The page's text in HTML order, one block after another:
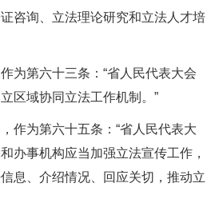
咨询、立法理论研究和立法人才培
第六十三条：“省人民代表大会
区域协同立法工作机制。”
为第六十五条：“省人民代表大
办事机构应当加强立法宣传工作，
息、介绍情况、回应关切，推动立